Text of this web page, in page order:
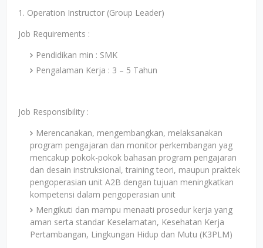
1. Operation Instructor (Group Leader)
Job Requirements :
Pendidikan min : SMK
Pengalaman Kerja : 3 – 5 Tahun
Job Responsibility :
Merencanakan, mengembangkan, melaksanakan
program pengajaran dan monitor perkembangan yag
mencakup pokok-pokok bahasan program pengajaran
dan desain instruksional, training teori, maupun praktek
pengoperasian unit A2B dengan tujuan meningkatkan
kompetensi dalam pengoperasian unit
Mengikuti dan mampu menaati prosedur kerja yang
aman serta standar Keselamatan, Kesehatan Kerja
Pertambangan, Lingkungan Hidup dan Mutu (K3PLM)